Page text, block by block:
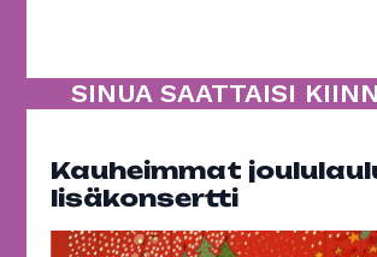
SINUA SAATTAISI
Kauheimmat
lisäkonsertti